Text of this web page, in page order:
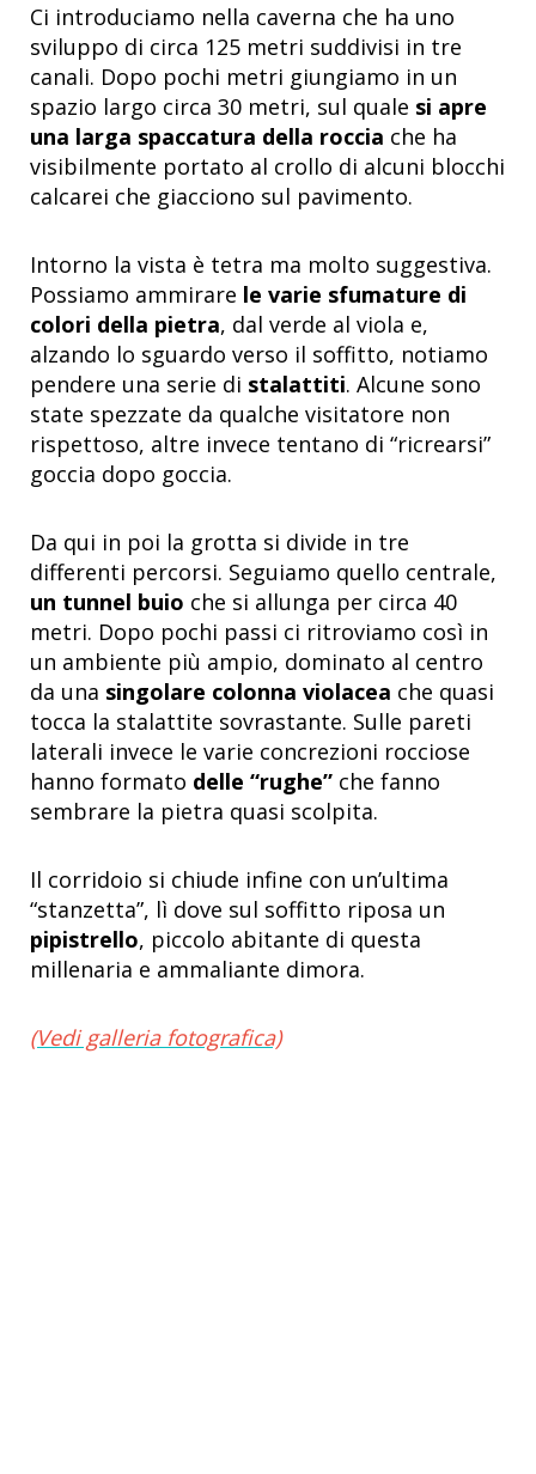
Ci introduciamo nella caverna che ha uno
sviluppo di circa 125 metri suddivisi in tre
canali. Dopo pochi metri giungiamo in un
spazio largo circa 30 metri, sul quale si apre
una larga spaccatura della roccia che ha
visibilmente portato al crollo di alcuni blocchi
calcarei che giacciono sul pavimento.
Intorno la vista è tetra ma molto suggestiva.
Possiamo ammirare le varie sfumature di
colori della pietra, dal verde al viola e,
alzando lo sguardo verso il soffitto, notiamo
pendere una serie di stalattiti. Alcune sono
state spezzate da qualche visitatore non
rispettoso, altre invece tentano di “ricrearsi”
goccia dopo goccia.
Da qui in poi la grotta si divide in tre
differenti percorsi. Seguiamo quello centrale,
un tunnel buio che si allunga per circa 40
metri. Dopo pochi passi ci ritroviamo così in
un ambiente più ampio, dominato al centro
da una singolare colonna violacea che quasi
tocca la stalattite sovrastante. Sulle pareti
laterali invece le varie concrezioni rocciose
hanno formato delle “rughe” che fanno
sembrare la pietra quasi scolpita.
Il corridoio si chiude infine con un’ultima
“stanzetta”, lì dove sul soffitto riposa un
pipistrello, piccolo abitante di questa
millenaria e ammaliante dimora.
(Vedi galleria fotografica)